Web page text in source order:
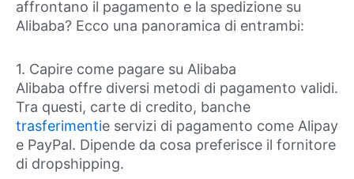
affrontano il pagamento e la spedizione su
Alibaba? Ecco una panoramica di entrambi:
1. Capire come pagare su Alibaba
Alibaba offre diversi metodi di pagamento validi.
Tra questi, carte di credito, banche
trasferimentie servizi di pagamento come Alipay
e PayPal. Dipende da cosa preferisce il fornitore
di dropshipping.